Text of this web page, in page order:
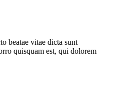
beatae vitae dicta sunt
quisquam est, qui dolorem